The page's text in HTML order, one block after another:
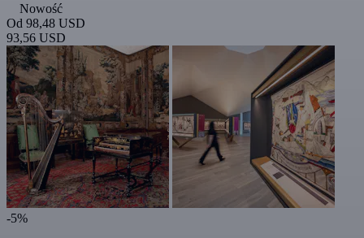
Nowość
Od 98,48 USD
93,56 USD
-5%